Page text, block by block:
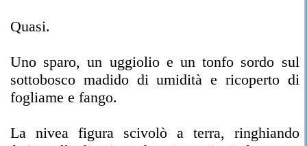
Quasi.
Uno sparo, un uggiolio e un tonfo sordo sul
sottobosco madido di umidità e ricoperto di
fogliame e fango.
La nivea figura scivolò a terra, ringhiando